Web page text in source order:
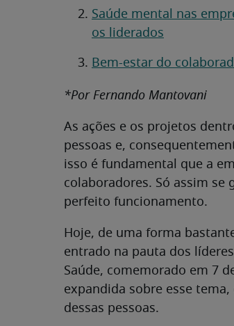
Saúde mental nas
os liderados
Bem-estar do
*Por Fernando Mantovani
As ações e os projetos
pessoas e,
isso é fundamental que a
colaboradores. Só assim se
perfeito funcionamento.
Hoje, de uma forma
entrado na pauta dos
Saúde, comemorado em 7
expandida sobre esse
dessas pessoas.